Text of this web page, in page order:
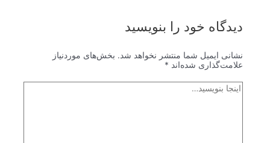
دیدگاه‌ خود را بنویسید
نشانی ایمیل شما منتشر نخواهد شد. بخش‌های موردنیاز
علامت‌گذاری شده‌اند *
اینجا
بنویسید…